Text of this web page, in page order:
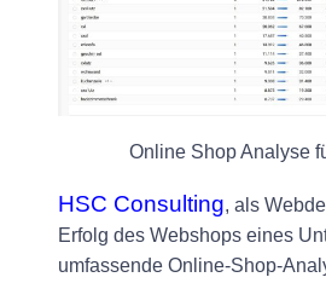
Online Shop Analyse
HSC Consulting, als
Erfolg des Webshops eines
umfassende Online-Shop-